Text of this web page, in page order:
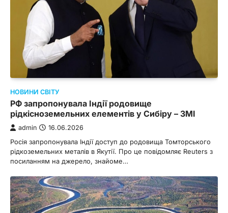
НОВИНИ СВІТУ
РФ запропонувала Індії родовище
рідкісноземельних елементів у Сибіру – ЗМІ
admin 16.06.2026
Росія запропонувала Індії доступ до родовища Томторського
рідкоземельних металів в Якутії. Про це повідомляє Reuters з
посиланням на джерело, знайоме…